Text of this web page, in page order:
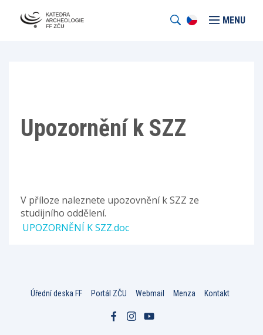
MENU
Upozornění k SZZ
V příloze naleznete upozovnění k SZZ ze
studijního oddělení.
UPOZORNĚNÍ K SZZ.doc
Úřední deska FF Portál ZČU Webmail Menza Kontakt